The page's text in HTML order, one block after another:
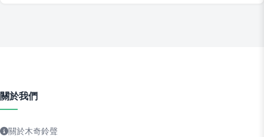
關於我們
關於木奇鈴聲